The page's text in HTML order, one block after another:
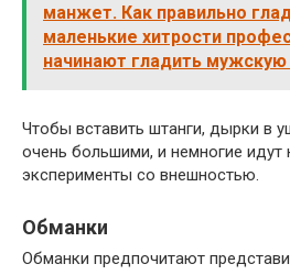
манжет. Как правильно
маленькие хитрости
начинают гладить
Чтобы вставить штанги, дырки в
очень большими, и немногие идут
эксперименты со внешностью.
Обманки
Обманки предпочитают